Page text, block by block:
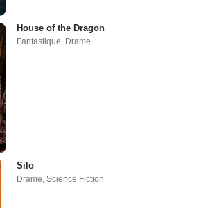
House of the Dragon
Fantastique, Drame
Silo
Drame ,Science Fiction